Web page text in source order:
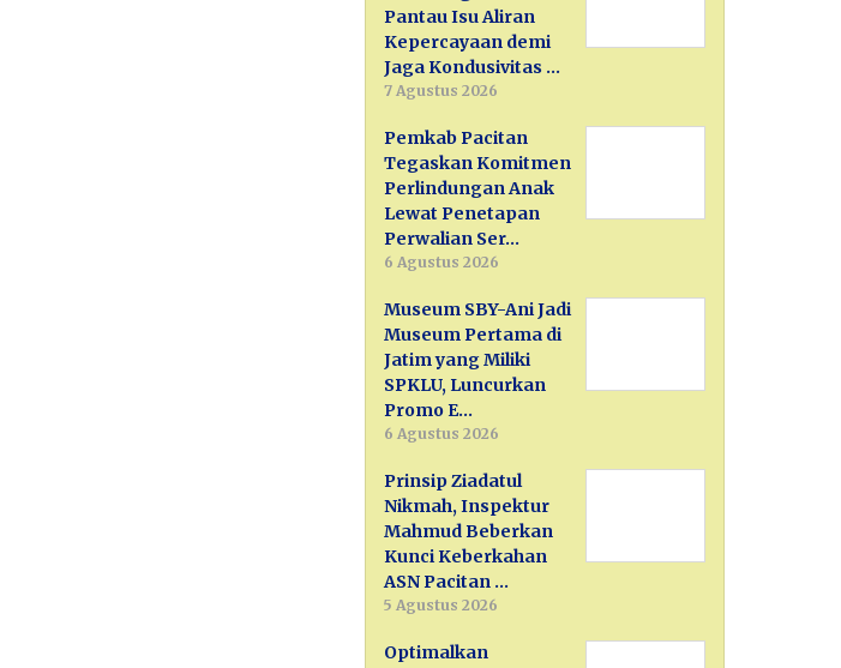
Pantau Isu Aliran
Kepercayaan demi
Jaga Kondusivitas …
7 Agustus 2026
Pemkab Pacitan
Tegaskan Komitmen
Perlindungan Anak
Lewat Penetapan
Perwalian Ser…
6 Agustus 2026
Museum SBY-Ani Jadi
Museum Pertama di
Jatim yang Miliki
SPKLU, Luncurkan
Promo E…
6 Agustus 2026
Prinsip Ziadatul
Nikmah, Inspektur
Mahmud Beberkan
Kunci Keberkahan
ASN Pacitan …
5 Agustus 2026
Optimalkan